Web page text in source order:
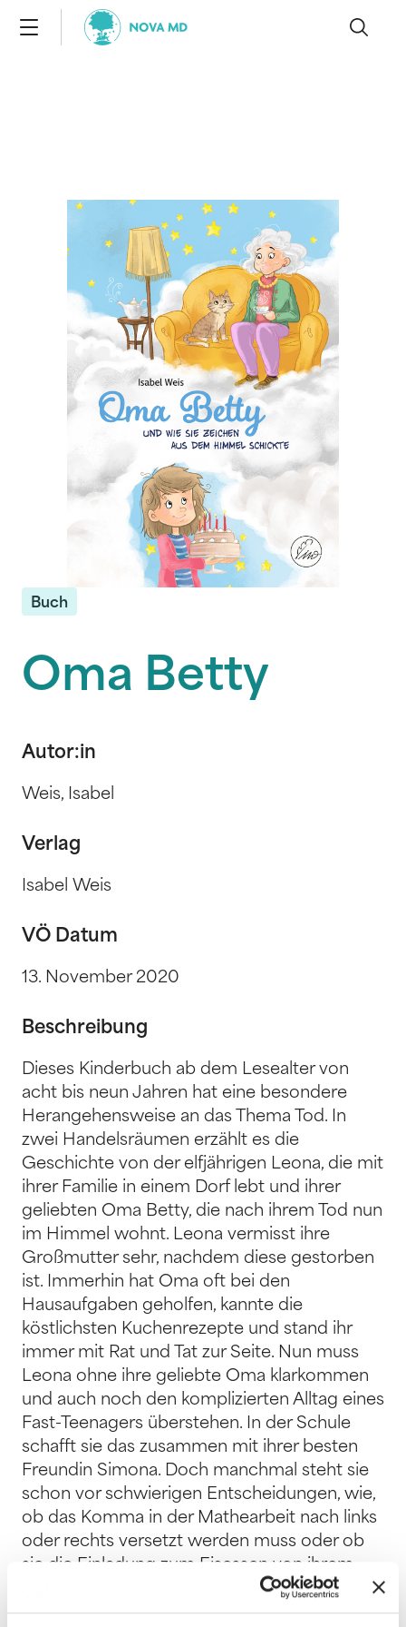
Buch
Oma Betty
Autor:in
Weis, Isabel
Verlag
Isabel Weis
VÖ Datum
13. November 2020
Beschreibung
Dieses Kinderbuch ab dem Lesealter von
acht bis neun Jahren hat eine besondere
Herangehensweise an das Thema Tod. In
zwei Handelsräumen erzählt es die
Geschichte von der elfjährigen Leona, die mit
ihrer Familie in einem Dorf lebt und ihrer
geliebten Oma Betty, die nach ihrem Tod nun
im Himmel wohnt. Leona vermisst ihre
Großmutter sehr, nachdem diese gestorben
ist. Immerhin hat Oma oft bei den
Hausaufgaben geholfen, kannte die
köstlichsten Kuchenrezepte und stand ihr
immer mit Rat und Tat zur Seite. Nun muss
Leona ohne ihre geliebte Oma klarkommen
und auch noch den komplizierten Alltag eines
Fast-Teenagers überstehen. In der Schule
schafft sie das zusammen mit ihrer besten
Freundin Simona. Doch manchmal steht sie
schon vor schwierigen Entscheidungen, wie,
ob das Komma in der Mathearbeit nach links
oder rechts versetzt werden muss oder ob
sie die Einladung zum Eisessen von ihrem
Banknachbarn Kai annehmen soll. In solchen
Situationen würde sie gerne Oma Betty